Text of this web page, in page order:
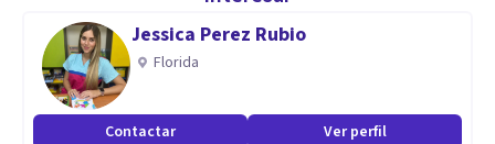
Jessica Perez Rubio
Florida
Contactar Ver perfil